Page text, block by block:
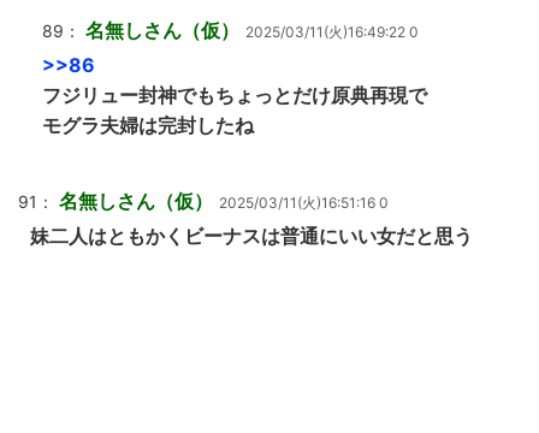
89： 名無しさん（仮） 2025/03/11(火)16:49:22 0
>>86
フジリュー封神でもちょっとだけ原典再現で
モグラ夫婦は完封したね
91： 名無しさん（仮） 2025/03/11(火)16:51:16 0
妹二人はともかくビーナスは普通にいい女だと思う